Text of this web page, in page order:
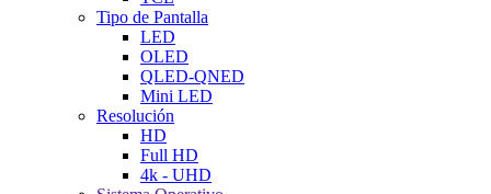
Tipo de Pantalla
LED
OLED
QLED-QNED
Mini LED
Resolución
HD
Full HD
4k - UHD